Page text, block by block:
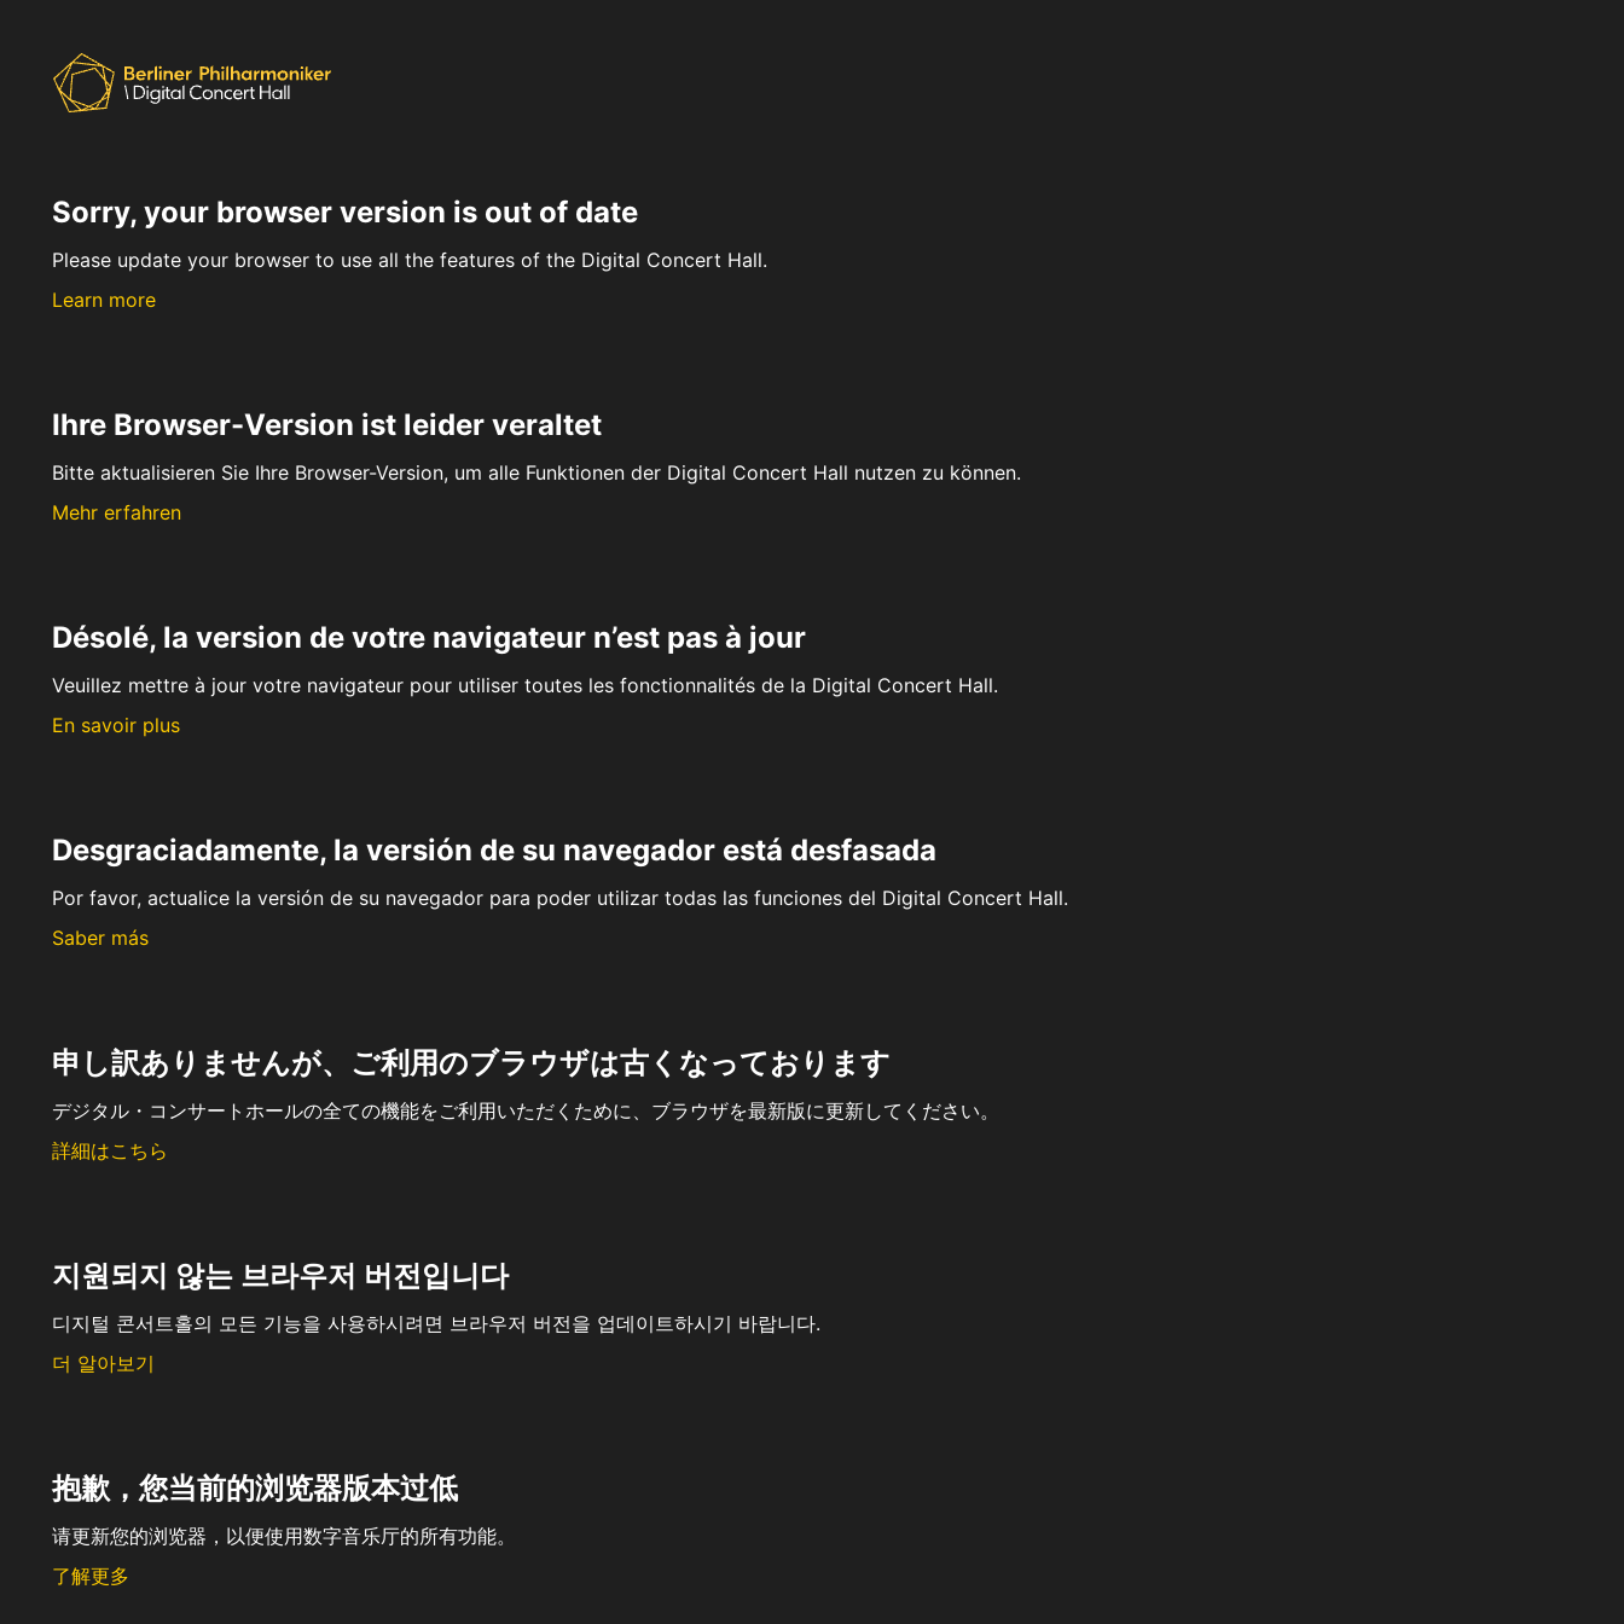
Sorry, your browser version is out of date
Please update your browser to use all the features of the Digital Concert Hall.
Learn more
Ihre Browser-Version ist leider veraltet
Bitte aktualisieren Sie Ihre Browser-Version, um alle Funktionen der Digital Concert Hall nutzen zu können.
Mehr erfahren
Désolé, la version de votre navigateur n’est pas à jour
Veuillez mettre à jour votre navigateur pour utiliser toutes les fonctionnalités de la Digital Concert Hall.
En savoir plus
Desgraciadamente, la versión de su navegador está desfasada
Por favor, actualice la versión de su navegador para poder utilizar todas las funciones del Digital Concert Hall.
Saber más
申し訳ありませんが、ご利用のブラウザは古くなっております
デジタル・コンサートホールの全ての機能をご利用いただくために、ブラウザを最新版に更新してください。
詳細はこちら
지원되지 않는 브라우저 버전입니다
디지털 콘서트홀의 모든 기능을 사용하시려면 브라우저 버전을 업데이트하시기 바랍니다.
더 알아보기
抱歉，您当前的浏览器版本过低
请更新您的浏览器，以便使用数字音乐厅的所有功能。
了解更多